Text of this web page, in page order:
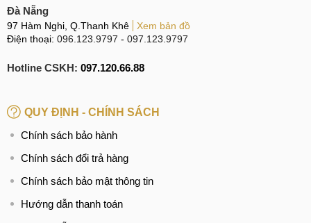
Đà Nẵng
97 Hàm Nghi, Q.Thanh Khê
Xem bản đồ
Điện thoại: 096.123.9797 - 097.123.9797
Hotline CSKH: 097.120.66.88
QUY ĐỊNH - CHÍNH SÁCH
Chính sách bảo hành
Chính sách đổi trả hàng
Chính sách bảo mật thông tin
Hướng dẫn thanh toán